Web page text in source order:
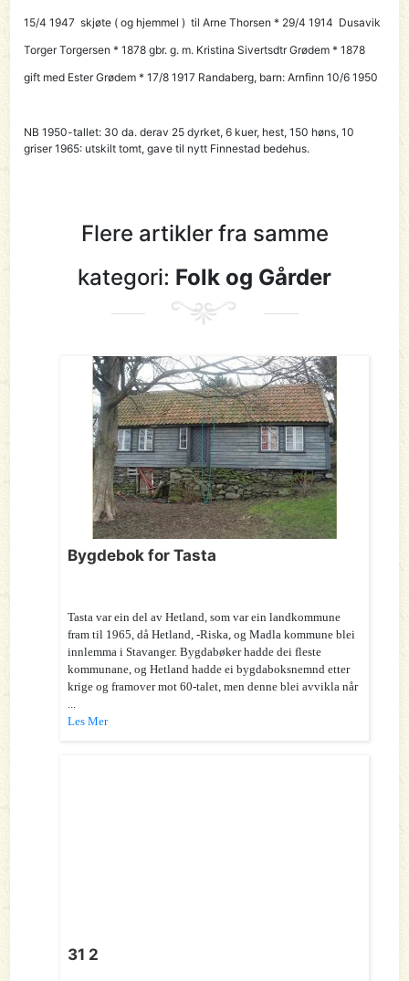
15/4 1947 skjøte ( og hjemmel ) tilArne Thorsen* 29/4 1914 Dusavik
Torger Torgersen * 1878 gbr. g. m. Kristina Sivertsdtr Grødem * 1878
gift med Ester Grødem * 17/8 1917 Randaberg, barn: Arnfinn 10/6 1950
NB 1950-tallet: 30 da. derav 25 dyrket, 6 kuer, hest, 150 høns, 10
griser 1965: utskilt tomt, gave til nytt Finnestad bedehus.
Flere artikler fra samme
kategori: Folk og Gårder
Bygdebok for Tasta
Tasta var ein del av Hetland, som var ein landkommune
fram til 1965, då Hetland, -Riska, og Madla kommune blei
innlemma i Stavanger. Bygdabøker hadde dei fleste
kommunane, og Hetland hadde ei bygdaboksnemnd etter
krige og framover mot 60-talet, men denne blei avvikla når
Les Mer
31 2